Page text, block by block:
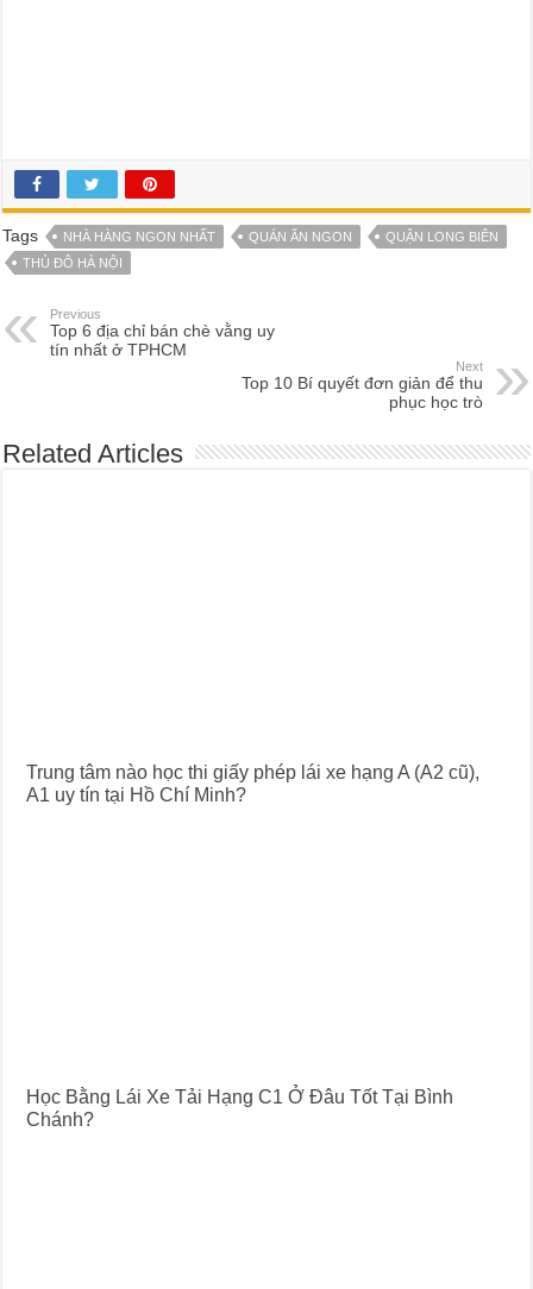
Tags NHÀ HÀNG NGON NHẤT QUÁN ĂN NGON
QUẬN LONG BIÊN
THỦ ĐÔ HÀ NỘI
Previous
Top 6 địa chỉ bán chè vằng uy
tín nhất ở TPHCM
Next
Top 10 Bí quyết đơn giản để thu
phục học trò
Related Articles
Trung tâm nào học thi giấy phép lái xe hạng A (A2 cũ),
A1 uy tín tại Hồ Chí Minh?
Học Bằng Lái Xe Tải Hạng C1 Ở Đâu Tốt Tại Bình
Chánh?